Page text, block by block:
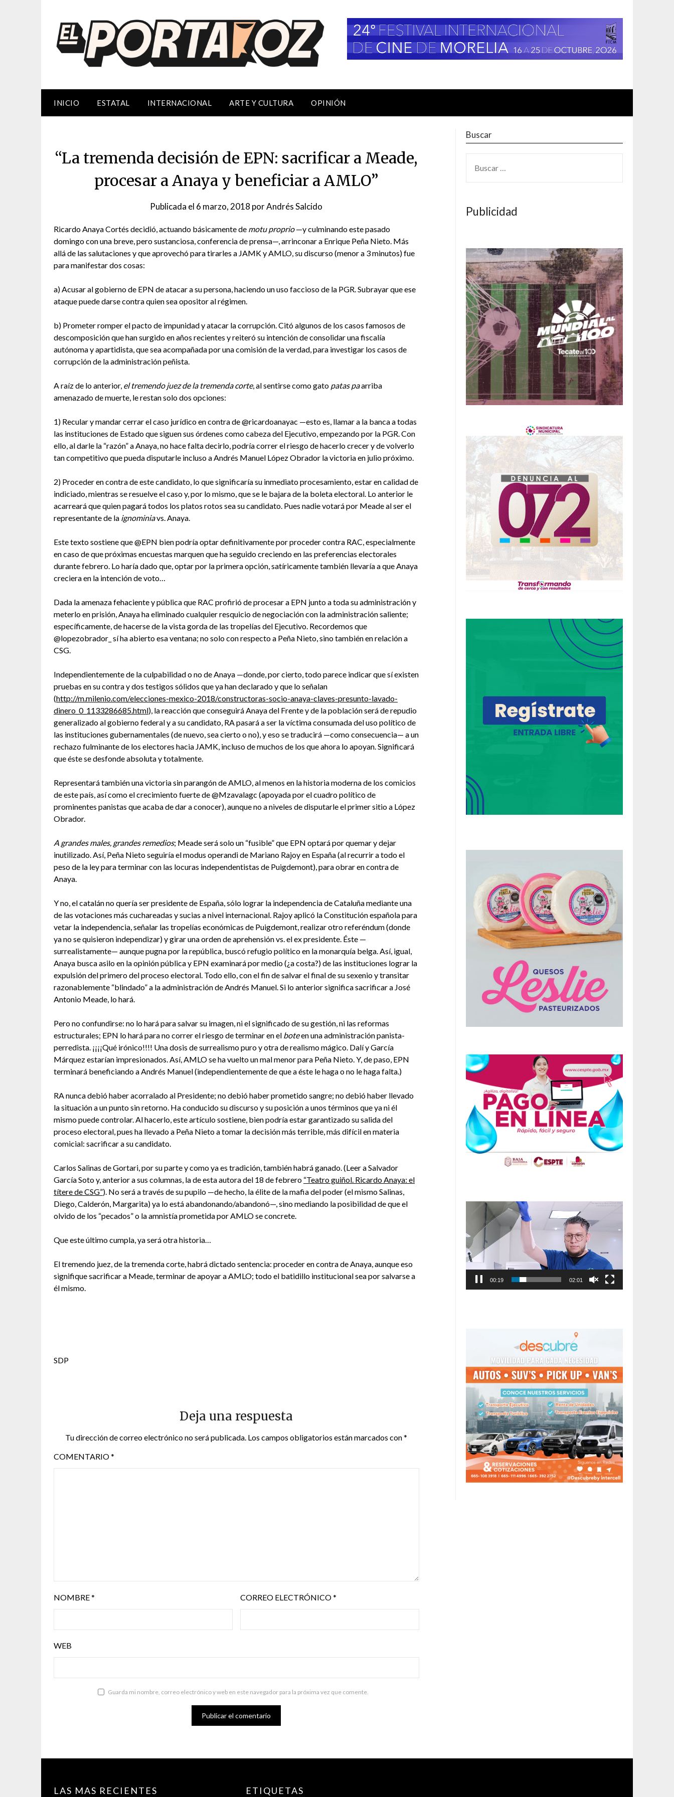
INICIO ESTATAL INTERNACIONAL ARTE Y CULTURA OPINIÓN
“La tremenda decisión de EPN: sacrificar a Meade,
procesar a Anaya y beneficiar a AMLO”
Publicada el 6 marzo, 2018 porAndrés Salcido
Ricardo Anaya Cortés decidió, actuando básicamente de motu proprio—y culminando este pasado
domingo con una breve, pero sustanciosa, conferencia de prensa—, arrinconar a Enrique Peña Nieto. Más
allá de las salutaciones y que aprovechó para tirarles a JAMK y AMLO, su discurso (menor a 3 minutos) fue
para manifestar dos cosas:
a) Acusar al gobierno de EPN de atacar a su persona, haciendo un uso faccioso de la PGR. Subrayar que ese
ataque puede darse contra quien sea opositor al régimen.
b) Prometer romper el pacto de impunidad y atacar la corrupción. Citó algunos de los casos famosos de
descomposición que han surgido en años recientes y reiteró su intención de consolidar una fiscalía
autónoma y apartidista, que sea acompañada por una comisión de la verdad, para investigar los casos de
corrupción de la administración peñista.
A raíz de lo anterior, el tremendo juez de la tremenda corte, al sentirse como gato patas paarriba
amenazado de muerte, le restan solo dos opciones:
1) Recular y mandar cerrar el caso jurídico en contra de @ricardoanayac —esto es, llamar a la banca a todas
las instituciones de Estado que siguen sus órdenes como cabeza del Ejecutivo, empezando por la PGR. Con
ello, al darle la “razón” a Anaya, no hace falta decirlo, podría correr el riesgo de hacerlo crecer y de volverlo
tan competitivo que pueda disputarle incluso a Andrés Manuel López Obrador la victoria en julio próximo.
2) Proceder en contra de este candidato, lo que significaría su inmediato procesamiento, estar en calidad de
indiciado, mientras se resuelve el caso y, por lo mismo, que se le bajara de la boleta electoral. Lo anterior le
acarreará que quien pagará todos los platos rotos sea su candidato. Pues nadie votará por Meade al ser el
representante de la ignominiavs. Anaya.
Este texto sostiene que @EPN bien podría optar definitivamente por proceder contra RAC, especialmente
en caso de que próximas encuestas marquen que ha seguido creciendo en las preferencias electorales
durante febrero. Lo haría dado que, optar por la primera opción, satíricamente también llevaría a que Anaya
creciera en la intención de voto…
Dada la amenaza fehaciente y pública que RAC profirió de procesar a EPN junto a toda su administración y
meterlo en prisión, Anaya ha eliminado cualquier resquicio de negociación con la administración saliente;
específicamente, de hacerse de la vista gorda de las tropelías del Ejecutivo. Recordemos que
@lopezobrador_ sí ha abierto esa ventana; no solo con respecto a Peña Nieto, sino también en relación a
CSG.
Independientemente de la culpabilidad o no de Anaya —donde, por cierto, todo parece indicar que sí existen
pruebas en su contra y dos testigos sólidos que ya han declarado y que lo señalan
(http://m.milenio.com/elecciones-mexico-2018/constructoras-socio-anaya-claves-presunto-lavado-
dinero_0_1133286685.html), la reacción que conseguirá Anaya del Frente y de la población será de repudio
generalizado al gobierno federal y a su candidato, RA pasará a ser la víctima consumada del uso político de
las instituciones gubernamentales (de nuevo, sea cierto o no), y eso se traducirá —como consecuencia— a un
rechazo fulminante de los electores hacia JAMK, incluso de muchos de los que ahora lo apoyan. Significará
que éste se desfonde absoluta y totalmente.
Representará también una victoria sin parangón de AMLO, al menos en la historia moderna de los comicios
de este país, así como el crecimiento fuerte de @Mzavalagc (apoyada por el cuadro político de
prominentes panistas que acaba de dar a conocer), aunque no a niveles de disputarle el primer sitio a López
Obrador.
A grandes males, grandes remedios; Meade será solo un “fusible” que EPN optará por quemar y dejar
inutilizado. Así, Peña Nieto seguiría el modus operandi de Mariano Rajoy en España (al recurrir a todo el
peso de la ley para terminar con las locuras independentistas de Puigdemont), para obrar en contra de
Anaya.
Y no, el catalán no quería ser presidente de España, sólo lograr la independencia de Cataluña mediante una
de las votaciones más cuchareadas y sucias a nivel internacional. Rajoy aplicó la Constitución española para
vetar la independencia, señalar las tropelías económicas de Puigdemont, realizar otro referéndum (donde
ya no se quisieron independizar) y girar una orden de aprehensión vs. el ex presidente. Éste —
surrealistamente— aunque pugna por la república, buscó refugio político en la monarquía belga. Así, igual,
Anaya busca asilo en la opinión pública y EPN examinará por medio (¿a costa?) de las instituciones lograr la
expulsión del primero del proceso electoral. Todo ello, con el fin de salvar el final de su sexenio y transitar
razonablemente “blindado” a la administración de Andrés Manuel. Si lo anterior significa sacrificar a José
Antonio Meade, lo hará.
Pero no confundirse: no lo hará para salvar su imagen, ni el significado de su gestión, ni las reformas
estructurales; EPN lo hará para no correr el riesgo de terminar en el boteen una administración panista-
perredista. ¡¡¡¡Qué irónico!!!! Una dosis de surrealismo puro y otra de realismo mágico. Dalí y García
Márquez estarían impresionados. Así, AMLO se ha vuelto un mal menor para Peña Nieto. Y, de paso, EPN
terminará beneficiando a Andrés Manuel (independientemente de que a éste le haga o no le haga falta.)
RA nunca debió haber acorralado al Presidente; no debió haber prometido sangre; no debió haber llevado
la situación a un punto sin retorno. Ha conducido su discurso y su posición a unos términos que ya ni él
mismo puede controlar. Al hacerlo, este artículo sostiene, bien podría estar garantizado su salida del
proceso electoral, pues ha llevado a Peña Nieto a tomar la decisión más terrible, más difícil en materia
comicial: sacrificar a su candidato.
Carlos Salinas de Gortari, por su parte y como ya es tradición, también habrá ganado. (Leer a Salvador
García Soto y, anterior a sus columnas, la de esta autora del 18 de febrero “Teatro guiñol. Ricardo Anaya: el
títere de CSG”). No será a través de su pupilo —de hecho, la élite de la mafia del poder (el mismo Salinas,
Diego, Calderón, Margarita) ya lo está abandonando/abandonó—, sino mediando la posibilidad de que el
olvido de los “pecados” o la amnistía prometida por AMLO se concrete.
Que este último cumpla, ya será otra historia…
El tremendo juez, de la tremenda corte, habrá dictado sentencia: proceder en contra de Anaya, aunque eso
signifique sacrificar a Meade, terminar de apoyar a AMLO; todo el batidillo institucional sea por salvarse a
él mismo.
SDP
Deja una respuesta
Tu dirección de correo electrónico no será publicada. Los campos obligatorios están marcados con*
COMENTARIO*
NOMBRE* CORREO ELECTRÓNICO*
WEB
Guarda mi nombre, correo electrónico y web en este navegador para la próxima vez que comente.
Buscar
Publicidad
Reproductor
vídeo
00:20 02:01
LAS MAS RECIENTES ETIQUETAS